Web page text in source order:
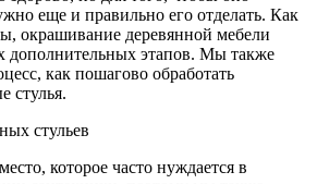
еще и правильно его отделать. Как
окрашивание деревянной мебели
дополнительных этапов. Мы также
как пошагово обработать
стулья.
которое часто нуждается в